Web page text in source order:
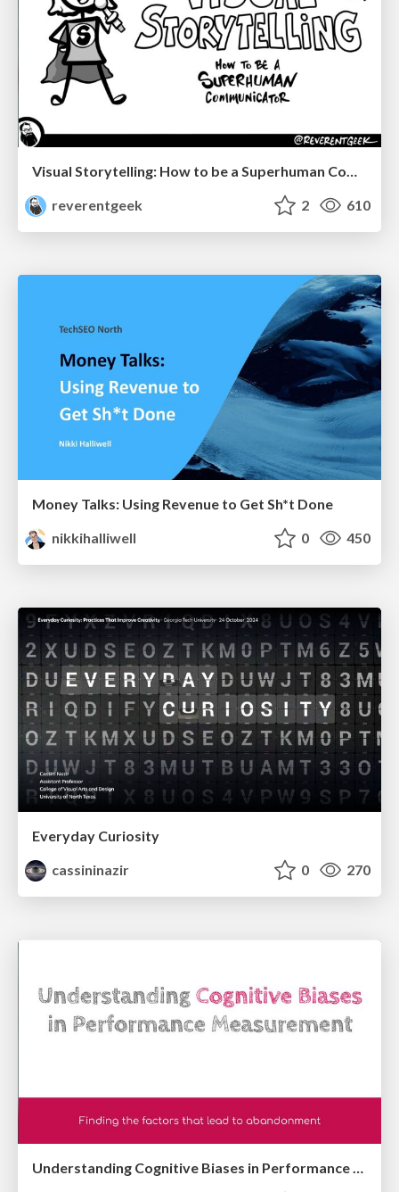
Visual Storytelling: How to be a Superhuman Communicator
reverentgeek
2 610
Money Talks: Using Revenue to Get Sh*t Done
nikkihalliwell
0 450
Everyday Curiosity
cassininazir
0 270
Understanding Cognitive Biases in Performance Measurement